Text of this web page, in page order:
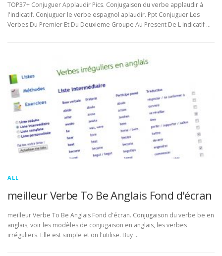
TOP37+ Conjuguer Applaudir Pics. Conjugaison du verbe applaudir à
l'indicatif. Conjuguer le verbe espagnol aplaudir. Ppt Conjuguer Les
Verbes Du Premier Et Du Deuxieme Groupe Au Present De L Indicatif …
ALL
meilleur Verbe To Be Anglais Fond d'écran
meilleur Verbe To Be Anglais Fond d'écran. Conjugaison du verbe be en
anglais, voir les modèles de conjugaison en anglais, les verbes
irréguliers. Elle est simple et on l'utilise. Buy …